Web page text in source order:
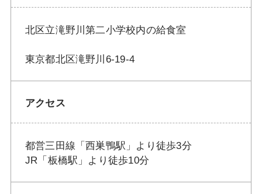
北区立滝野川第二小学校内の給食室
東京都北区滝野川6-19-4
アクセス
都営三田線「西巣鴨駅」より徒歩3分
JR「板橋駅」より徒歩10分